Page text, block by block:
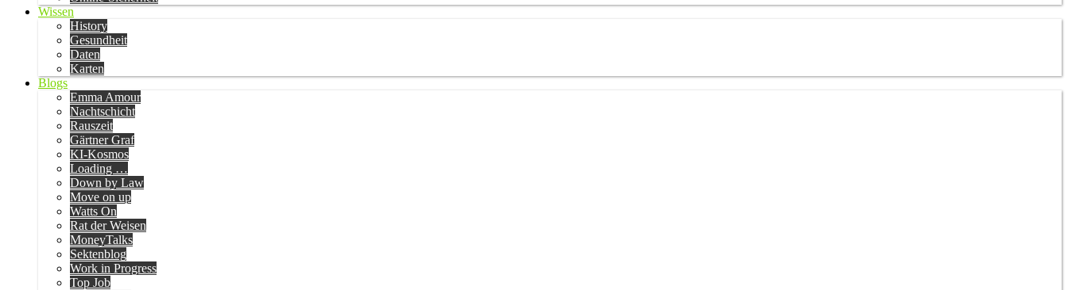
Wissen
History
Gesundheit
Daten
Karten
Blogs
Emma Amour
Nachtschicht
Rauszeit
Gärtner Graf
KI-Kosmos
Loading …
Down by Law
Move on up
Watts On
Rat der Weisen
MoneyTalks
Sektenblog
Work in Progress
Top Job